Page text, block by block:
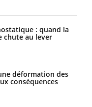
: quand la
chute au lever
déformation des
conséquences